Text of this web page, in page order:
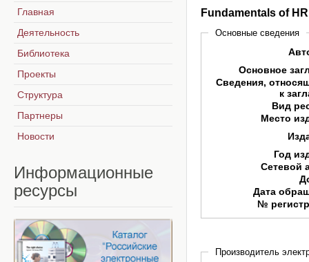
Fundamentals of
Основные сведения
Основное
Сведения,
к
Вид
Место
Год
Сетевой
Дата
№
Производитель
Главная
Деятельность
Библиотека
Проекты
Структура
Партнеры
Новости
Информационные
ресурсы